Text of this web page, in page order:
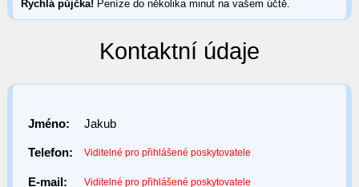
Rychlá půjčka! Peníze do několika minut na vašem účtě.
Kontaktní údaje
Jméno: Jakub
Telefon: Viditelné pro přihlášené poskytovatele
E-mail: Viditelné pro přihlášené poskytovatele